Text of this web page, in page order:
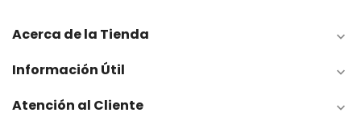
Acerca de la Tienda 
Información Útil 
Atención al Cliente 